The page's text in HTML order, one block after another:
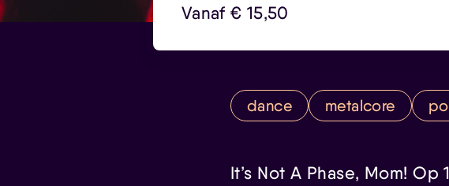
Vanaf € 15,50
dance metalcore
It’s Not A Phase, Mom!